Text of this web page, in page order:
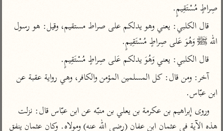
اشترك لتصلك أخبار مشاريعنا
راسلنا •تليجرام •تويتر
صِراطٍ مُسْتَقِيمٍ.
الله ﷺ‎ وَهُوَ عَلى صِراطٍ مُسْتَقِيمٍ.
قال الكلبي: يعني وَهُوَ يدلكم عَلى صِراطٍ مُسْتَقِيمٍ.
ابن عبّاس.